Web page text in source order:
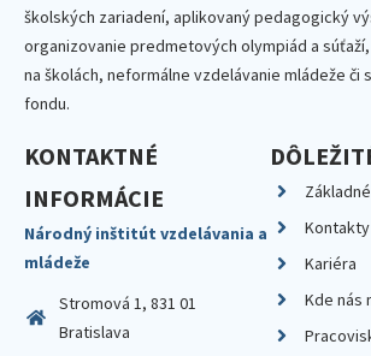
školských zariadení, aplikovaný pedagogický
organizovanie predmetových olympiád a
na školách, neformálne vzdelávanie mládeže či
fondu.
KONTAKTNÉ
INFORMÁCIE
Národný inštitút vzdelávania a
mládeže
Stromová 1, 831 01
Bratislava
Kontakty
Kariéra
Kde nás